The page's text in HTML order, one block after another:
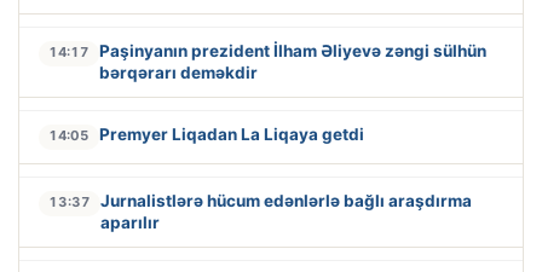
14:17
Paşinyanın prezident İlham Əliyevə zəngi sülhün
bərqərarı deməkdir
14:05 Premyer Liqadan La Liqaya getdi
13:37
Jurnalistlərə hücum edənlərlə bağlı araşdırma
aparılır